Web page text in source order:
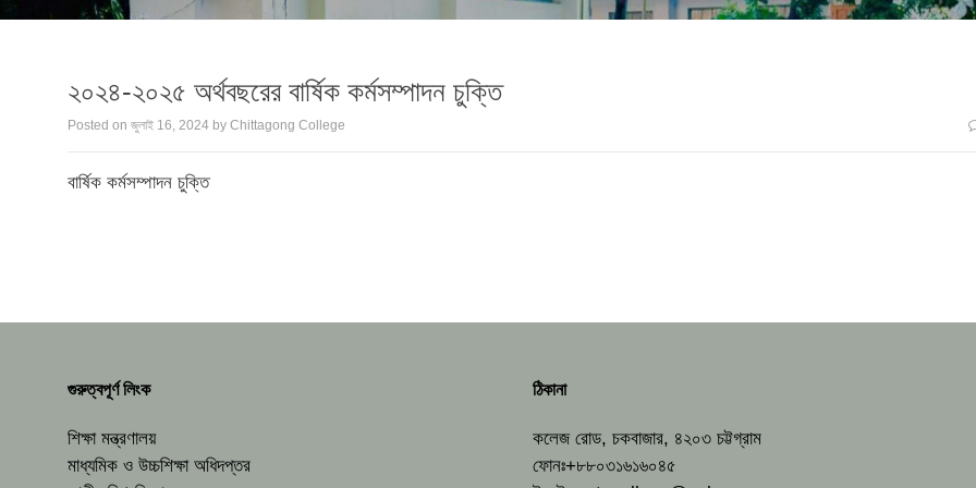
২০২৪-২০২৫ অর্থবছরের বার্ষিক কর্মসম্পাদন চুক্তি
Posted on জুলাই 16, 2024 by Chittagong College
বার্ষিক কর্মসম্পাদন চুক্তি
গুরুত্বপূর্ণ লিংক
শিক্ষা মন্ত্রণালয়
মাধ্যমিক ও উচ্চশিক্ষা অধিদপ্তর
ঠিকানা
কলেজ রোড, চকবাজার, ৪২০৩ চট্টগ্রাম
ফোনঃ+৮৮০৩১৬১৬০৪৫